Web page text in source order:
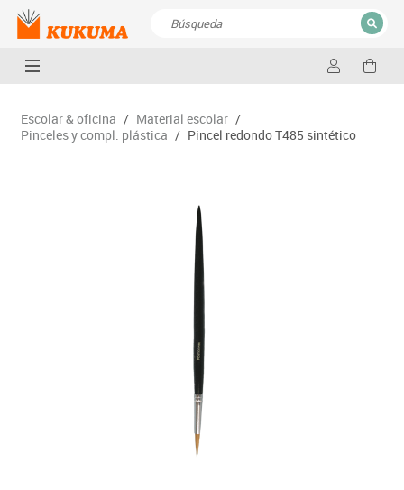
CERRAR
Escolar & oficina / Material escolar /
Pinceles y compl. plástica / Pincel redondo T485 sintético